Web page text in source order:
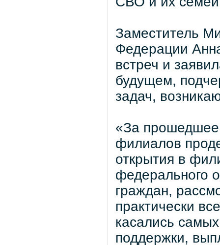
Заместитель
Федерации
встреч и
будущем,
задач,
«За прошедшее
филиалов
открытия в
федерального
граждан,
практически
касались
поддержки,